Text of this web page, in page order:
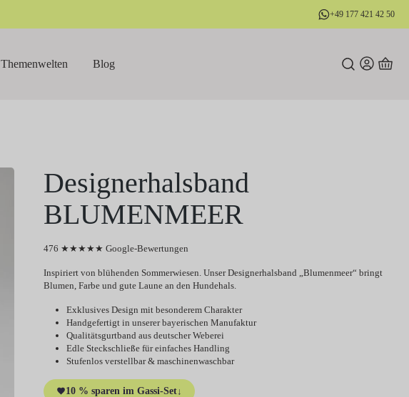
+49 177 421 42 50
Themenwelten Blog
Designerhalsband
BLUMENMEER
476 ★★★★★ Google-Bewertungen
Inspiriert von blühenden Sommerwiesen. Unser Designerhalsband „Blumenmeer“ bringt
Blumen, Farbe und gute Laune an den Hundehals.
Exklusives Design mit besonderem Charakter
Handgefertigt in unserer bayerischen Manufaktur
Qualitätsgurtband aus deutscher Weberei
Edle Steckschließe für einfaches Handling
Stufenlos verstellbar & maschinenwaschbar
10 % sparen im Gassi-Set↓